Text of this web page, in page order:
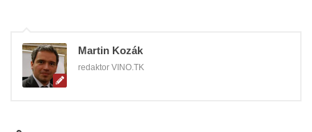
Martin Kozák
redaktor VINO.TK